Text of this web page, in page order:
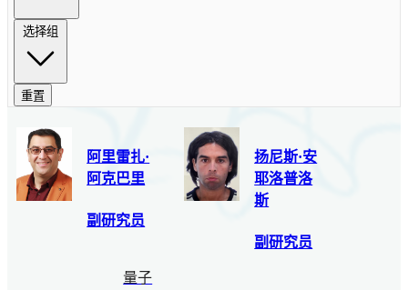
选择组
重置
阿里雷扎·
阿克巴里
副研究员
量子
扬尼斯·安
耶洛普洛
斯
副研究员